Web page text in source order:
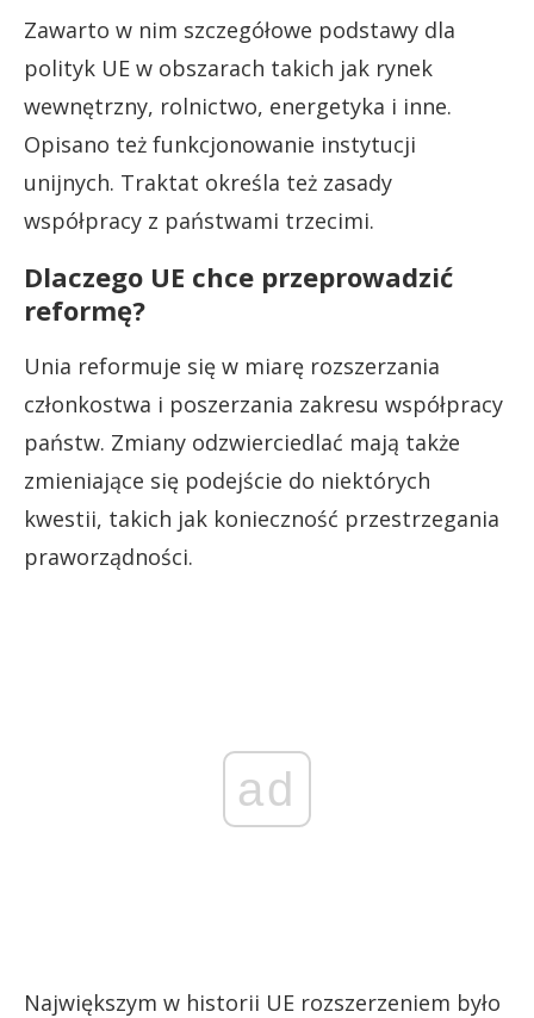
Zawarto w nim szczegółowe podstawy dla
polityk UE w obszarach takich jak rynek
wewnętrzny, rolnictwo, energetyka i inne.
Opisano też funkcjonowanie instytucji
unijnych. Traktat określa też zasady
współpracy z państwami trzecimi.
Dlaczego UE chce przeprowadzić
reformę?
Unia reformuje się w miarę rozszerzania
członkostwa i poszerzania zakresu współpracy
państw. Zmiany odzwierciedlać mają także
zmieniające się podejście do niektórych
kwestii, takich jak konieczność przestrzegania
praworządności.
ad
Największym w historii UE rozszerzeniem było